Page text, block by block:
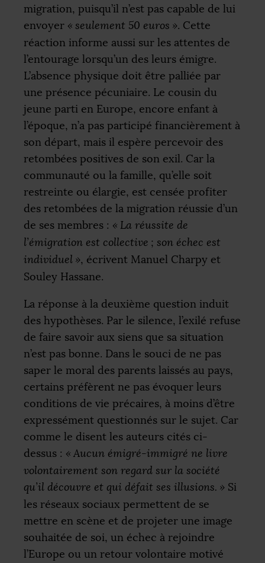
migration, puisqu’il n’est pas capable de lui
envoyer « seulement 50 euros ». Cette
réaction informe aussi sur les attentes de
l’entourage lorsqu’un des leurs émigre.
L’absence physique doit être palliée par
une présence pécuniaire. Le cousin du
jeune parti en Europe, encore enfant à
l’époque, n’a pas participé financièrement à
son départ, mais il espère percevoir des
retombées positives de son exil. Car la
communauté ou la famille, qu’elle soit
restreinte ou élargie, est censée profiter
des retombées de la migration réussie d’un
de ses membres : « La réussite de
l’émigration est collective ; son échec est
individuel », écrivent Manuel Charpy et
Souley Hassane.
La réponse à la deuxième question induit
des hypothèses. Par le silence, l’exilé refuse
de faire savoir aux siens que sa situation
n’est pas bonne. Dans le souci de ne pas
saper le moral des parents laissés au pays,
certains préfèrent ne pas évoquer leurs
conditions de vie précaires, à moins d’être
expressément questionnés sur le sujet. Car
comme le disent les auteurs cités ci-
dessus : « Aucun émigré-immigré ne livre
volontairement son regard sur la société
qu’il découvre et qui défait ses illusions. » Si
les réseaux sociaux permettent de se
mettre en scène et de projeter une image
souhaitée de soi, un échec à rejoindre
l’Europe ou un retour volontaire motivé